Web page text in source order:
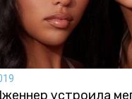
устроила